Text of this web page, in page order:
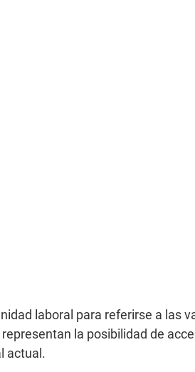
laboral para referirse a las
la posibilidad de
actual.